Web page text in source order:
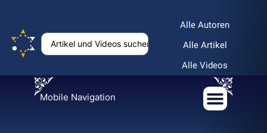
Alle Autoren
Alle Artikel
Alle Videos
Mobile Navigation